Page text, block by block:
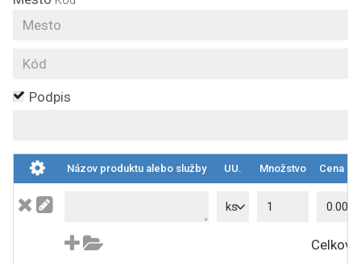
Podpis
Názov produktu alebo služby UU. Množstvo Cena
ks
Celkovo